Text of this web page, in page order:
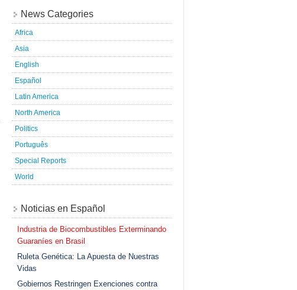
News Categories
Africa
Asia
English
Español
Latin America
North America
Politics
Português
Special Reports
World
Noticias en Español
Industria de Biocombustibles Exterminando
Guaraníes en Brasil
Ruleta Genética: La Apuesta de Nuestras
Vidas
Gobiernos Restringen Exenciones contra